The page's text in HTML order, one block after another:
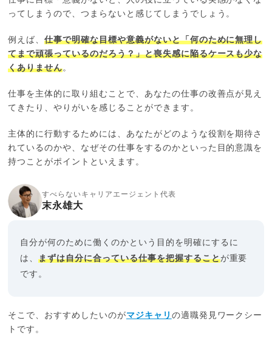
ってしまうので、つまらないと感じてしまうでしょう。
例えば、仕事で明確な目標や意義がないと「何のために無理し
てまで頑張っているのだろう？」と喪失感に陥るケースも少な
くありません。
仕事を主体的に取り組むことで、あなたの仕事の改善点が見え
てきたり、やりがいを感じることができます。
主体的に行動するためには、あなたがどのような役割を期待さ
れているのかや、なぜその仕事をするのかといった目的意識を
持つことがポイントといえます。
すべらないキャリアエージェント代表
末永雄大
自分が何のために働くのかという目的を明確にするに
は、まずは自分に合っている仕事を把握することが重要
です。
そこで、おすすめしたいのがマジキャリ の適職発見ワークシー
トです。